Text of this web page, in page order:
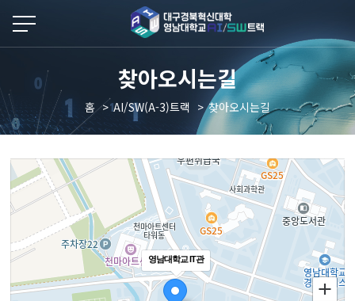
찾아오시는길
홈 AI/SW(A-3)트랙 찾아오시는길
영남대학교 IT관